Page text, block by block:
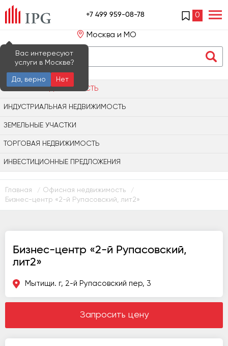
+7 499 959-08-78 0
Москва и МО
Вас интересуют
услуги в Москве?
Да, верно
Нет
ОФИСНАЯ НЕДВИЖИМОСТЬ
ИНДУСТРИАЛЬНАЯ НЕДВИЖИМОСТЬ
ЗЕМЕЛЬНЫЕ УЧАСТКИ
ТОРГОВАЯ НЕДВИЖИМОСТЬ
ИНВЕСТИЦИОННЫЕ ПРЕДЛОЖЕНИЯ
Главная / Офисная недвижимость /
Бизнес-центр «2-й Рупасовский, лит2»
Бизнес-центр «2-й Рупасовский,
лит2»
Мытищи. г, 2-й Рупасовский пер, 3
Запросить цену